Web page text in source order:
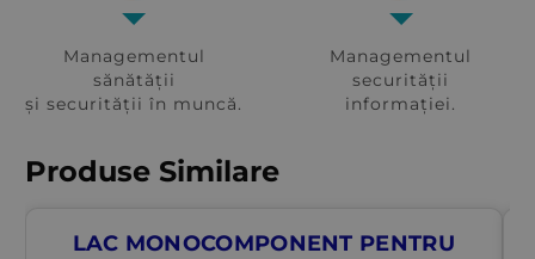
Managementul
sănătății
și securității în muncă.
Managementul
securității
informației.
Produse Similare
LAC MONOCOMPONENT PENTRU